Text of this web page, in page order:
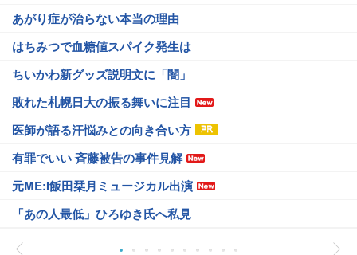
あがり症が治らない本当の理由
はちみつで血糖値スパイク発生は
ちいかわ新グッズ説明文に「闇」
敗れた札幌日大の振る舞いに注目
医師が語る汗悩みとの向き合い方
有罪でいい 斉藤被告の事件見解
元ME:I飯田栞月ミュージカル出演
「あの人最低」ひろゆき氏へ私見